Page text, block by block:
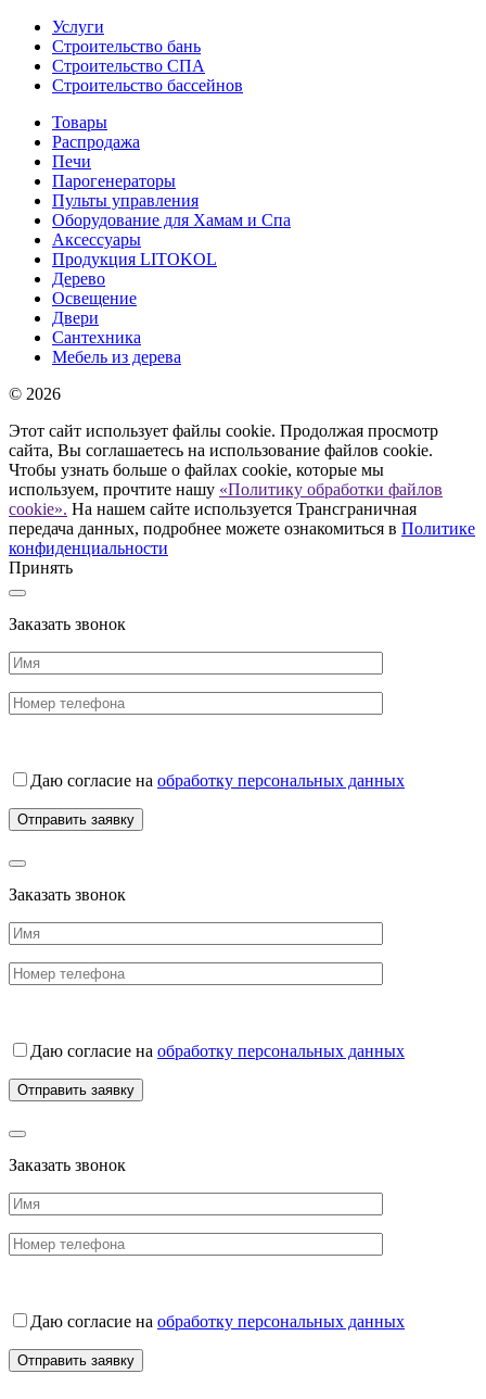
Услуги
Строительство бань
Строительство СПА
Строительство бассейнов
Товары
Распродажа
Печи
Парогенераторы
Пульты управления
Оборудование для Хамам и Спа
Аксессуары
Продукция LITOKOL
Дерево
Освещение
Двери
Сантехника
Мебель из дерева
© 2026
Этот сайт использует файлы cookie. Продолжая просмотр
сайта, Вы соглашаетесь на использование файлов cookie.
Чтобы узнать больше о файлах cookie, которые мы
используем, прочтите нашу «Политику обработки файлов
cookie». На нашем сайте используется Трансграничная
передача данных, подробнее можете ознакомиться в Политике
конфиденциальности
Принять
Заказать звонок
Даю согласие на обработку персональных данных
Заказать звонок
Даю согласие на обработку персональных данных
Заказать звонок
Даю согласие на обработку персональных данных